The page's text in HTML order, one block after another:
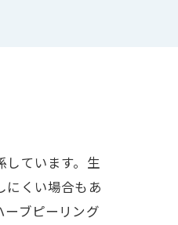
しています。生
にくい場合もあ
ブピーリング